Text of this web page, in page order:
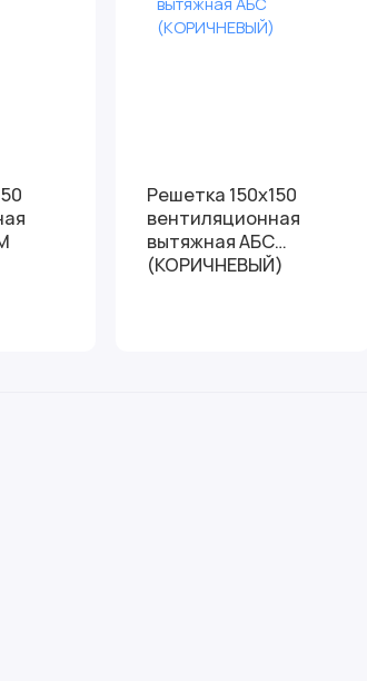
Решетка 150х150
вентиляционная
вытяжная АБС
(КОРИЧНЕВЫЙ)